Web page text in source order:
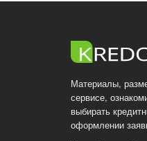
Материалы,
сервисе,
выбирать
оформлении